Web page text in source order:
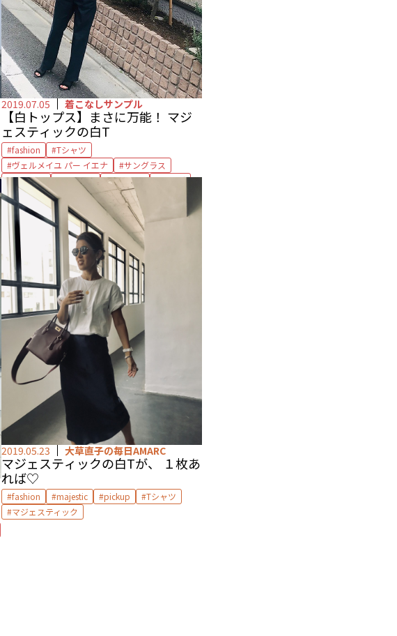
2019.07.05 着こなしサンプル
【白トップス】まさに万能！ マジ
ェスティックの白T
fashion
Tシャツ
ヴェルメイユ パー イエナ
サングラス
サンダル
シャネル スナップ
バッグ
プロエンザスクーラー
マジェスティック
マリンパンツ
レイバン
2019.05.23 大草直子の毎日AMARC
マジェスティックの白Tが、 １枚あ
れば♡
fashion majestic pickup
Tシャツ
マジェスティック